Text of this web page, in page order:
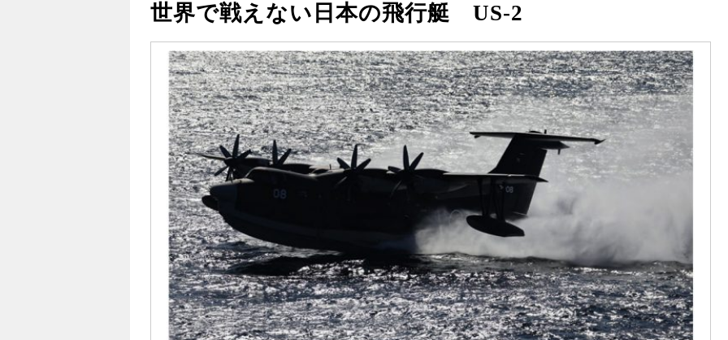
世界で戦えない日本の飛行艇 US-2